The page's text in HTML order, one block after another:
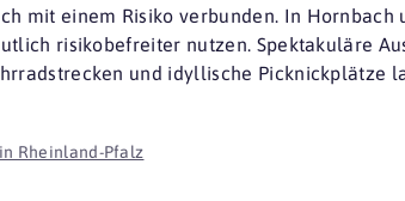
mit einem Risiko verbunden. In
risikobefreiter nutzen. Spektakuläre
und idyllische Picknickplätze
Rheinland-Pfalz